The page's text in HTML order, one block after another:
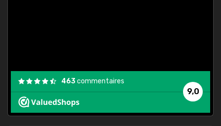
9,0
463commentaires